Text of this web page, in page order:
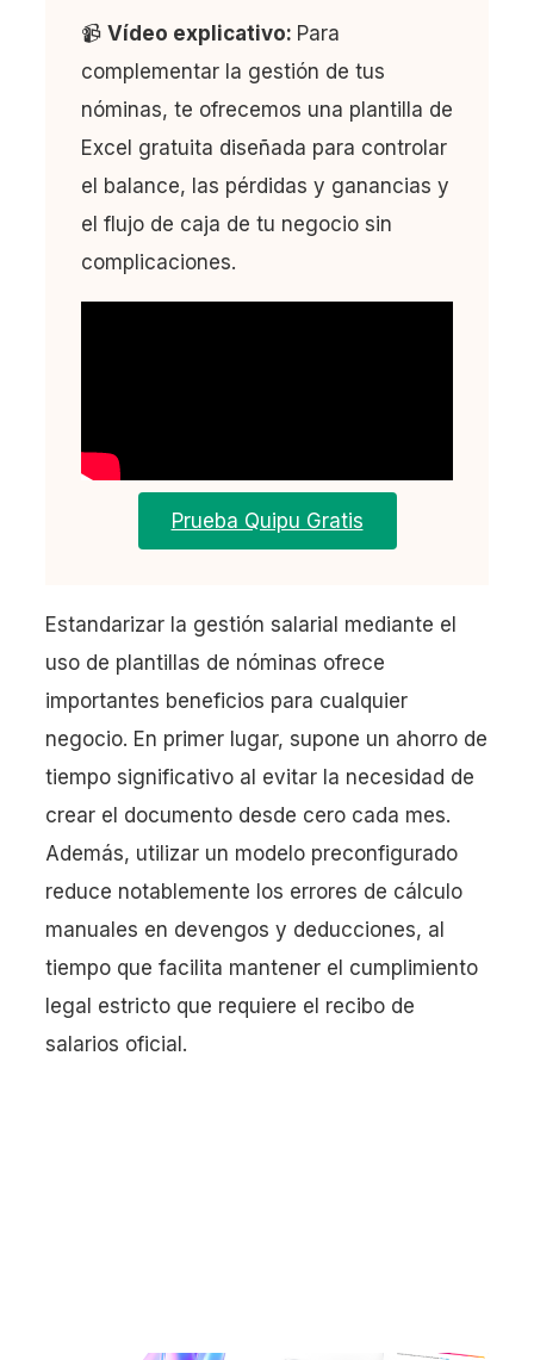
📹 Vídeo explicativo: Para
complementar la gestión de tus
nóminas, te ofrecemos una plantilla de
Excel gratuita diseñada para controlar
el balance, las pérdidas y ganancias y
el flujo de caja de tu negocio sin
complicaciones.
Prueba Quipu Gratis
Estandarizar la gestión salarial mediante el
uso de plantillas de nóminas ofrece
importantes beneficios para cualquier
negocio. En primer lugar, supone un ahorro de
tiempo significativo al evitar la necesidad de
crear el documento desde cero cada mes.
Además, utilizar un modelo preconfigurado
reduce notablemente los errores de cálculo
manuales en devengos y deducciones, al
tiempo que facilita mantener el cumplimiento
legal estricto que requiere el recibo de
salarios oficial.